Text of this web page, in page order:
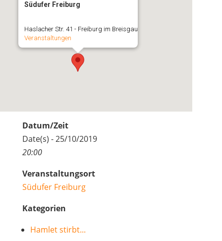
Südufer Freiburg
Haslacher Str. 41 - Freiburg im Breisgau
Veranstaltungen
Datum/Zeit
Date(s) - 25/10/2019
20:00
Veranstaltungsort
Südufer Freiburg
Kategorien
Hamlet stirbt...